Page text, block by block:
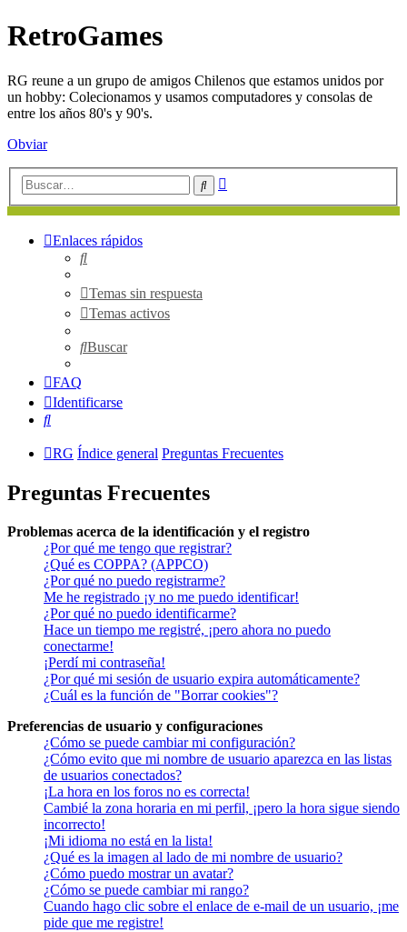
RetroGames
RG reune a un grupo de amigos Chilenos que estamos unidos por
un hobby: Colecionamos y usamos computadores y consolas de
entre los años 80's y 90's.
Obviar
Buscar
Enlaces rápidos
Buscar
Temas sin respuesta
Temas activos
Buscar
FAQ
Identificarse
Buscar
RG Índice general Preguntas Frecuentes
Preguntas Frecuentes
Problemas acerca de la identificación y el registro
¿Por qué me tengo que registrar?
¿Qué es COPPA? (APPCO)
¿Por qué no puedo registrarme?
Me he registrado ¡y no me puedo identificar!
¿Por qué no puedo identificarme?
Hace un tiempo me registré, ¡pero ahora no puedo
conectarme!
¡Perdí mi contraseña!
¿Por qué mi sesión de usuario expira automáticamente?
¿Cuál es la función de "Borrar cookies"?
Preferencias de usuario y configuraciones
¿Cómo se puede cambiar mi configuración?
¿Cómo evito que mi nombre de usuario aparezca en las listas
de usuarios conectados?
¡La hora en los foros no es correcta!
Cambié la zona horaria en mi perfil, ¡pero la hora sigue siendo
incorrecto!
¡Mi idioma no está en la lista!
¿Qué es la imagen al lado de mi nombre de usuario?
¿Cómo puedo mostrar un avatar?
¿Cómo se puede cambiar mi rango?
Cuando hago clic sobre el enlace de e-mail de un usuario, ¡me
pide que me registre!